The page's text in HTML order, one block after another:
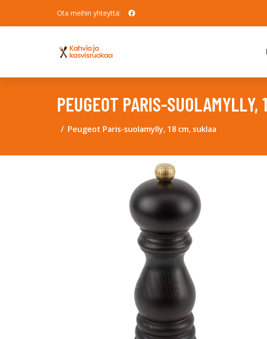
Ota meihin yhteyttä:
PEUGEOT PARIS-SUOLAMYLLY,
Peugeot Paris-suolamylly, 18 cm, suklaa